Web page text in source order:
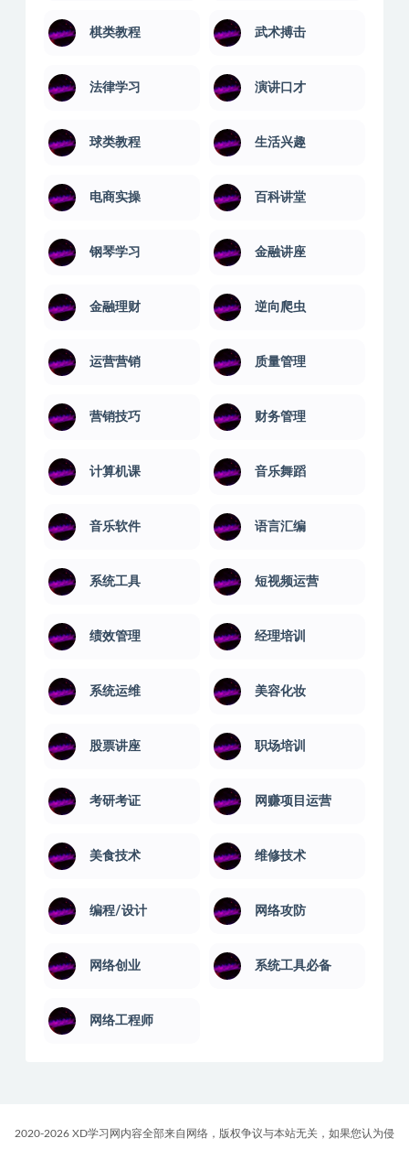
棋类教程 武术搏击
法律学习 演讲口才
球类教程 生活兴趣
电商实操 百科讲堂
钢琴学习 金融讲座
金融理财 逆向爬虫
运营营销 质量管理
营销技巧 财务管理
计算机课 音乐舞蹈
音乐软件 语言汇编
系统工具 短视频运营
绩效管理 经理培训
系统运维 美容化妆
股票讲座 职场培训
考研考证 网赚项目运营
美食技术 维修技术
编程/设计 网络攻防
网络创业 系统工具必备
网络工程师
2020-2026 XD学习网内容全部来自网络，版权争议与本站无关，如果您认为侵